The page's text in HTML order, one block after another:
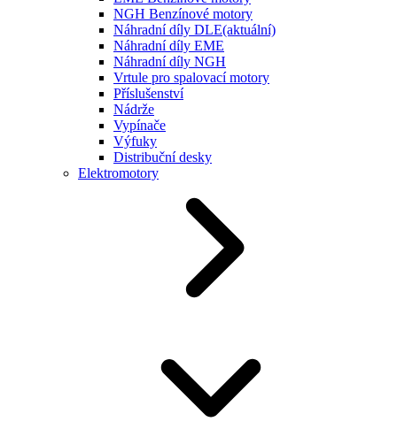
NGH Benzínové motory
Náhradní díly DLE(aktuální)
Náhradní díly EME
Náhradní díly NGH
Vrtule pro spalovací motory
Příslušenství
Nádrže
Vypínače
Výfuky
Distribuční desky
Elektromotory